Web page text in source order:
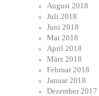
August 2018
Juli 2018
Juni 2018
Mai 2018
April 2018
März 2018
Februar 2018
Januar 2018
Dezember 2017